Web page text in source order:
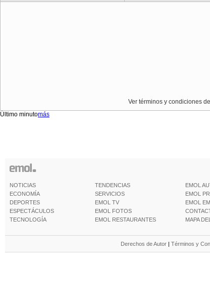
Ver términos y condiciones
Último minutomás
NOTICIAS
ECONOMÍA
DEPORTES
ESPECTÁCULOS
TECNOLOGÍA
TENDENCIAS
SERVICIOS
EMOL TV
EMOL FOTOS
EMOL RESTAURANTES
EMOL
EMOL
EMOL
MAPA
Derechos de Autor | Términos y